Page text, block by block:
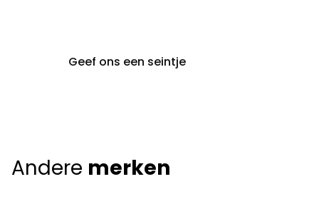
Geef ons een seintje
Andere merken